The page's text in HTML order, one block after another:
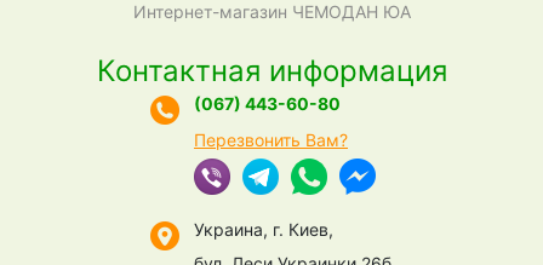
Интернет-магазин ЧЕМОДАН ЮА
Контактная информация
(067) 443-60-80
Перезвонить Вам?
Украина, г. Киев,